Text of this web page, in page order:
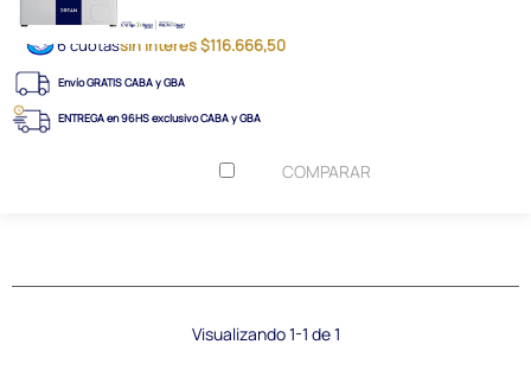
6 cuotassin interés $116.666,50
Envío GRATIS CABA y GBA
ENTREGA en 96HS exclusivo CABA y GBA
COMPARAR
Visualizando 1-1 de 1